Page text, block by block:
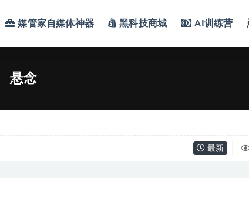
媒管家自媒体神器 黑科技商城 AI训练营
悬念
最新